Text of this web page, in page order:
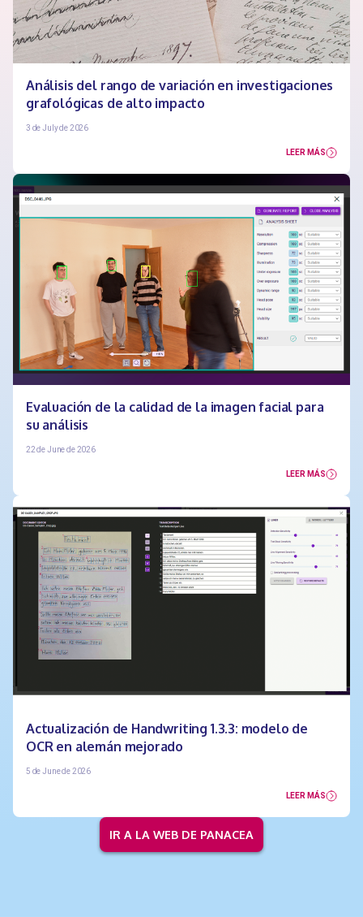
Análisis del rango de variación en investigaciones
grafológicas de alto impacto
3 de July de 2026
LEER MÁS
Evaluación de la calidad de la imagen facial para
su análisis
22 de June de 2026
LEER MÁS
Actualización de Handwriting 1.3.3: modelo de
OCR en alemán mejorado
5 de June de 2026
LEER MÁS
IR A LA WEB DE PANACEA